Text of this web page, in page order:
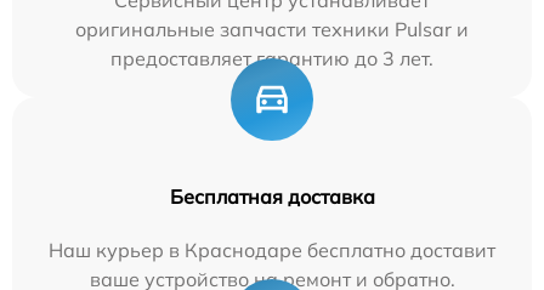
оригинальные запчасти техники Pulsar и
предоставляет гарантию до 3 лет.
Бесплатная доставка
Наш курьер в Краснодаре бесплатно доставит
ваше устройство на ремонт и обратно.